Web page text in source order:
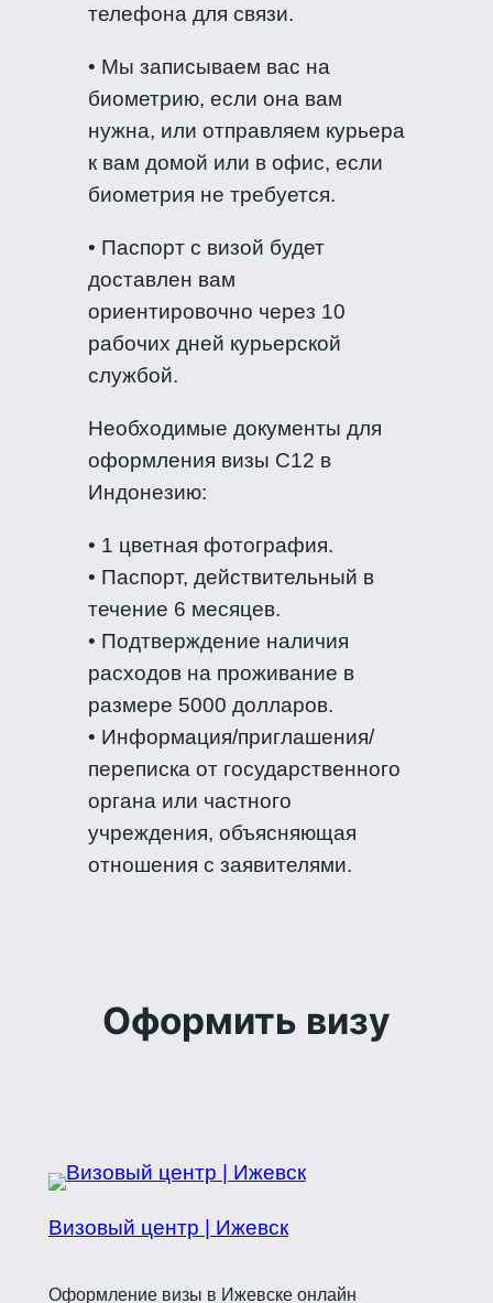
телефона для связи.
• Мы записываем вас на
биометрию, если она вам
нужна, или отправляем курьера
к вам домой или в офис, если
биометрия не требуется.
• Паспорт с визой будет
доставлен вам
ориентировочно через 10
рабочих дней курьерской
службой.
Необходимые документы для
оформления визы C12 в
Индонезию:
• 1 цветная фотография.
• Паспорт, действительный в
течение 6 месяцев.
• Подтверждение наличия
расходов на проживание в
размере 5000 долларов.
• Информация/приглашения/
переписка от государственного
органа или частного
учреждения, объясняющая
отношения с заявителями.
Оформить визу
Визовый центр | Ижевск
Оформление визы в Ижевске онлайн